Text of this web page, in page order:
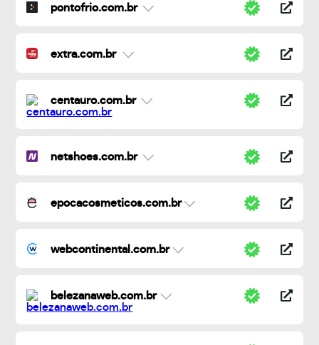
pontofrio.com.br
extra.com.br
centauro.com.br
netshoes.com.br
epocacosmeticos.com.br
webcontinental.com.br
belezanaweb.com.br